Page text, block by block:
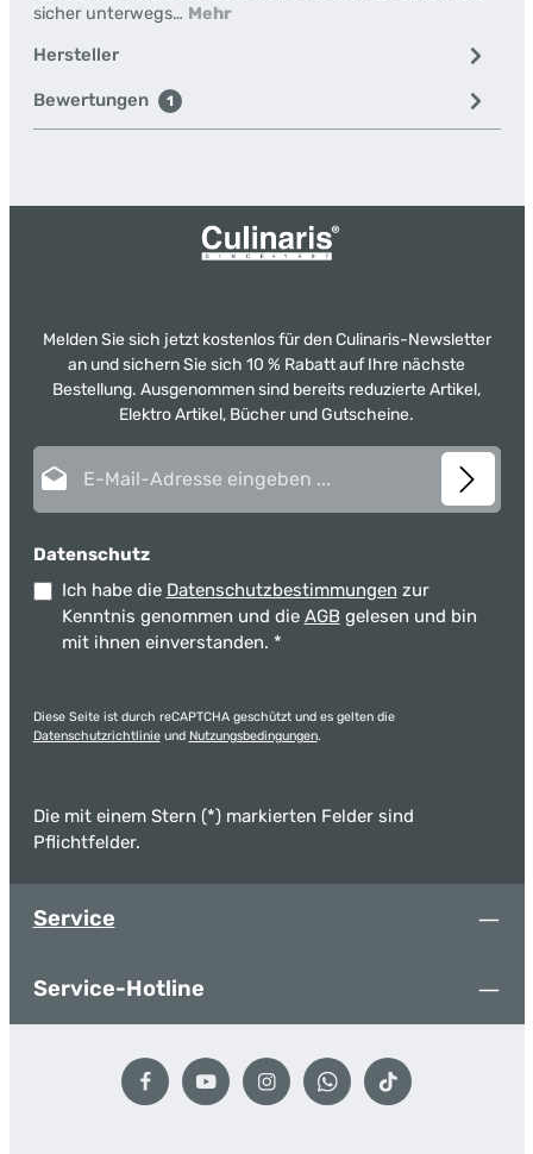
sicher unterwegs… Mehr
Hersteller
Bewertungen 1
Melden Sie sich jetzt kostenlos für den Culinaris-Newsletter
an und sichern Sie sich 10 % Rabatt auf Ihre nächste
Bestellung. Ausgenommen sind bereits reduzierte Artikel,
Elektro Artikel, Bücher und Gutscheine.
Datenschutz
Ich habe die Datenschutzbestimmungen zur
Kenntnis genommen und die AGB gelesen und bin
mit ihnen einverstanden. *
Diese Seite ist durch reCAPTCHA geschützt und es gelten die
Datenschutzrichtlinieund Nutzungsbedingungen.
Die mit einem Stern (*) markierten Felder sind
Pflichtfelder.
Service
Service-Hotline